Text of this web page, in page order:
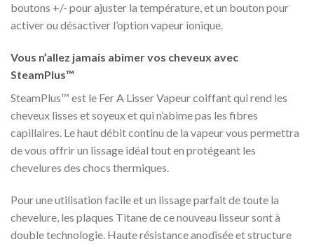
boutons +/- pour ajuster la température, et un bouton pour
activer ou désactiver l’option vapeur ionique.
Vous n’allez jamais abimer vos cheveux avec
SteamPlus™
SteamPlus™ est le Fer A Lisser Vapeur coiffant qui rend les
cheveux lisses et soyeux et qui n’abime pas les fibres
capillaires. Le haut débit continu de la vapeur vous permettra
de vous offrir un lissage idéal tout en protégeant les
chevelures des chocs thermiques.
Pour une utilisation facile et un lissage parfait de toute la
chevelure, les plaques Titane de ce nouveau lisseur sont à
double technologie. Haute résistance anodisée et structure